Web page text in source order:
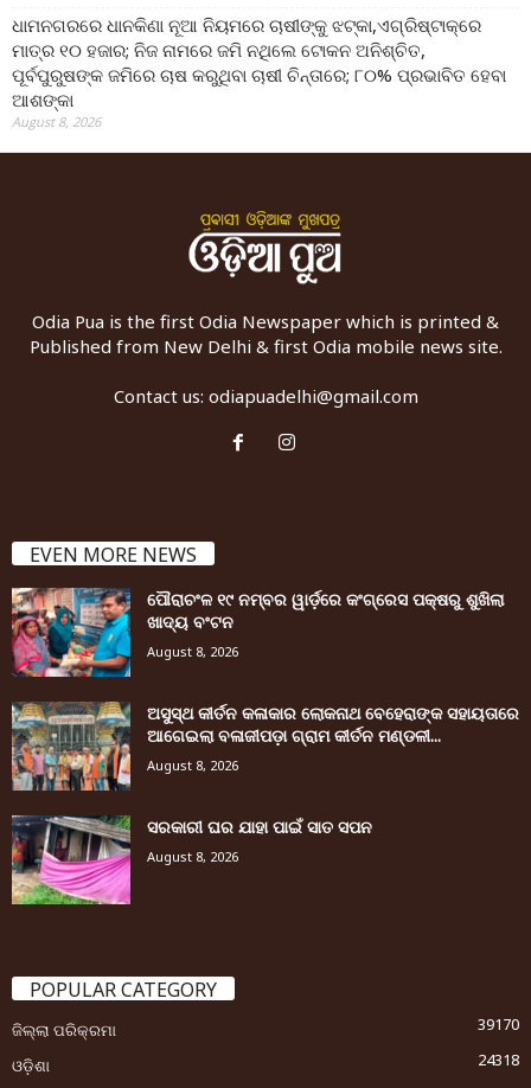
ଧାମନଗରରେ ଧାନକିଣା ନୂଆ ନିୟମରେ ଚାଷୀଙ୍କୁ ଝଟ୍‌କା,ଏଗ୍ରିଷ୍ଟାକ୍‌ରେ
ମାତ୍ର ୧୦ ହଜାର; ନିଜ ନାମରେ ଜମି ନଥିଲେ ଟୋକନ ଅନିଶ୍ଚିତ,
ପୂର୍ବପୁରୁଷଙ୍କ ଜମିରେ ଚାଷ କରୁଥିବା ଚାଷୀ ଚିନ୍ତାରେ; ୮୦% ପ୍ରଭାବିତ ହେବା
ଆଶଙ୍କା
August 8, 2026
Odia Pua is the first Odia Newspaper which is printed &
Published from New Delhi & first Odia mobile news site.
Contact us: odiapuadelhi@gmail.com
EVEN MORE NEWS
ପୌରାଚଂଳ ୧୯ ନମ୍ବର ୱାର୍ଡ଼ରେ କଂଗ୍ରେସ ପକ୍ଷରୁ ଶୁଖିଲା
ଖାଦ୍ୟ ବଂଟନ
August 8, 2026
ଅସୁସ୍ଥ କୀର୍ତନ କଳାକାର ଲୋକନାଥ ବେହେରାଙ୍କ ସହାୟତାରେ
ଆଗେଇଲା ବଳାଜୀପଡ଼ା ଗ୍ରାମ କୀର୍ତନ ମଣ୍ଡଳୀ...
August 8, 2026
ସରକାରୀ ଘର ଯାହା ପାଇଁ ସାତ ସପନ
August 8, 2026
POPULAR CATEGORY
ଜିଲ୍ଲା ପରିକ୍ରମା
39170
ଓଡ଼ିଶା
24318